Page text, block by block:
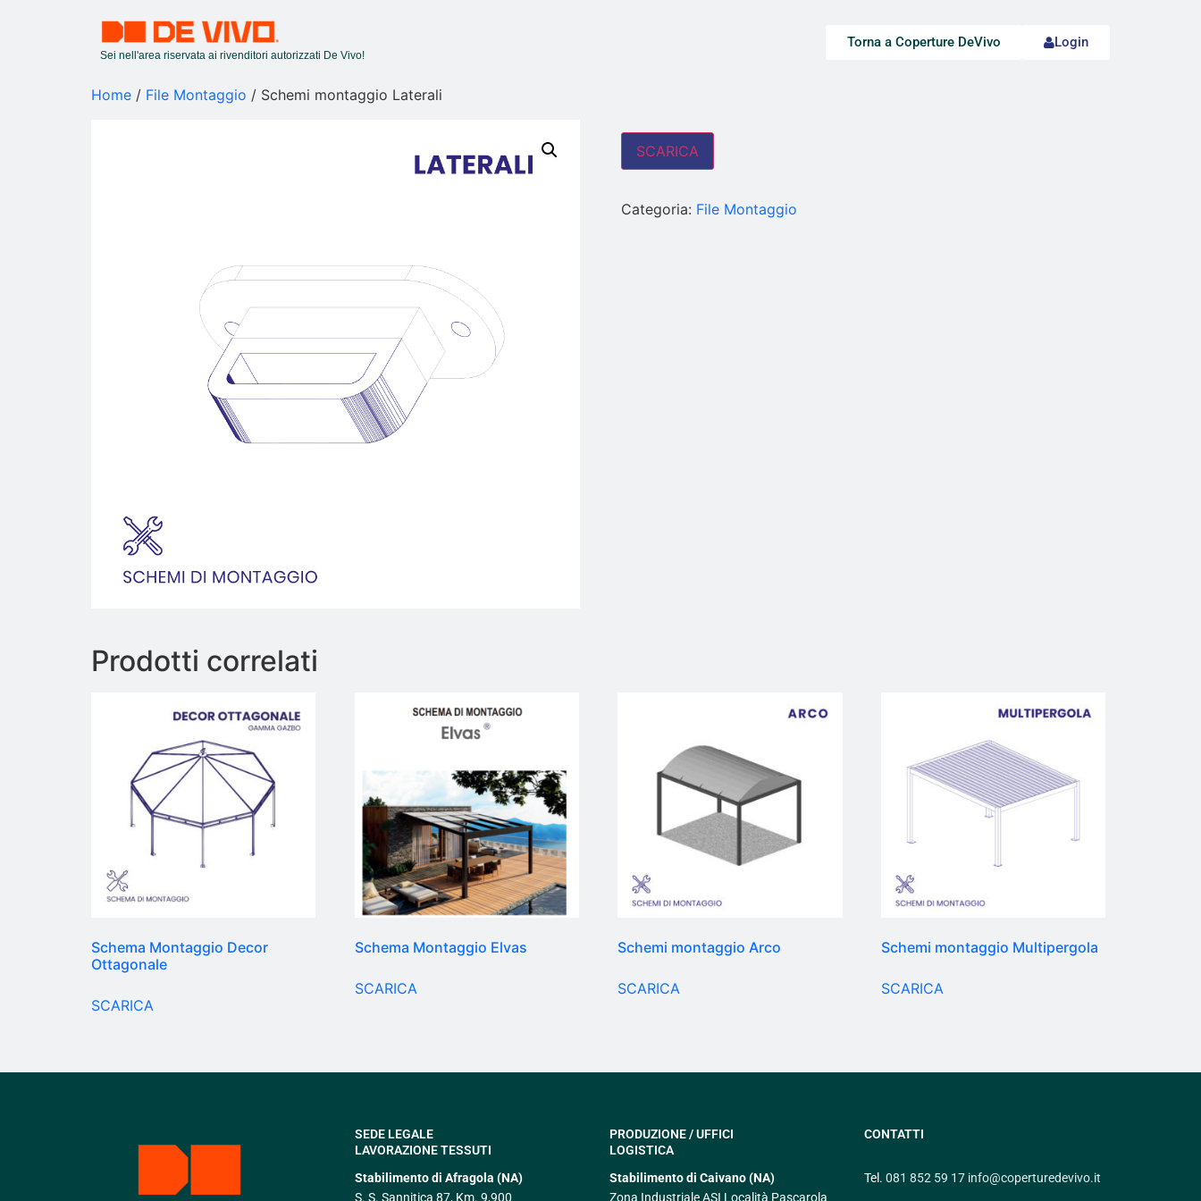
Sei nell'area riservata ai rivenditori autorizzati De Vivo!
Torna a Coperture DeVivo Login
Home / File Montaggio / Schemi montaggio Laterali
SCARICA
Categoria: File Montaggio
Prodotti correlati
Schema Montaggio Decor
Ottagonale
SCARICA
Schema Montaggio Elvas
SCARICA
Schemi montaggio Arco
SCARICA
Schemi montaggio Multipergola
SCARICA
SEDE LEGALE
LAVORAZIONE TESSUTI
Stabilimento di Afragola (NA)
S. S. Sannitica 87, Km. 9,900
PRODUZIONE / UFFICI
LOGISTICA
Stabilimento di Caivano (NA)
Zona Industriale ASI Località Pascarola
CONTATTI
Tel. 081 852 59 17 info@coperturedevivo.it